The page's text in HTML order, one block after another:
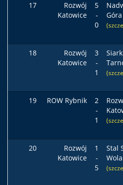
17
Rozwój
Katowice
5
-
0
Góra
18
Rozwój
Katowice
3
-
1
19 ROW Rybnik
2
-
1
20
Rozwój
Katowice
1
-
5
Stal
Wola